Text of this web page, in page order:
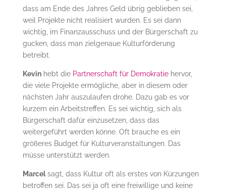
dass am Ende des Jahres Geld übrig geblieben sei,
weil Projekte nicht realisiert wurden. Es sei dann
wichtig, im Finanzausschuss und der Bürgerschaft zu
gucken, dass man zielgenaue Kulturförderung
betreibt.
Kevinhebt die Partnerschaft für Demokratiehervor,
die viele Projekte ermögliche, aber in diesem oder
nächsten Jahr auszulaufen drohe. Dazu gab es vor
kurzem ein Arbeitstreffen. Es sei wichtig, sich als
Bürgerschaft dafür einzusetzen, dass das
weitergeführt werden könne. Oft brauche es ein
größeres Budget für Kulturveranstaltungen. Das
müsse unterstützt werden.
Marcelsagt, dass Kultur oft als erstes von Kürzungen
betroffen sei. Das sei ja oft eine freiwillige und keine